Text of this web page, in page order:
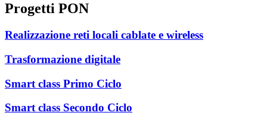
Progetti PON
Realizzazione reti locali cablate e wireless
Trasformazione digitale
Smart class Primo Ciclo
Smart class Secondo Ciclo